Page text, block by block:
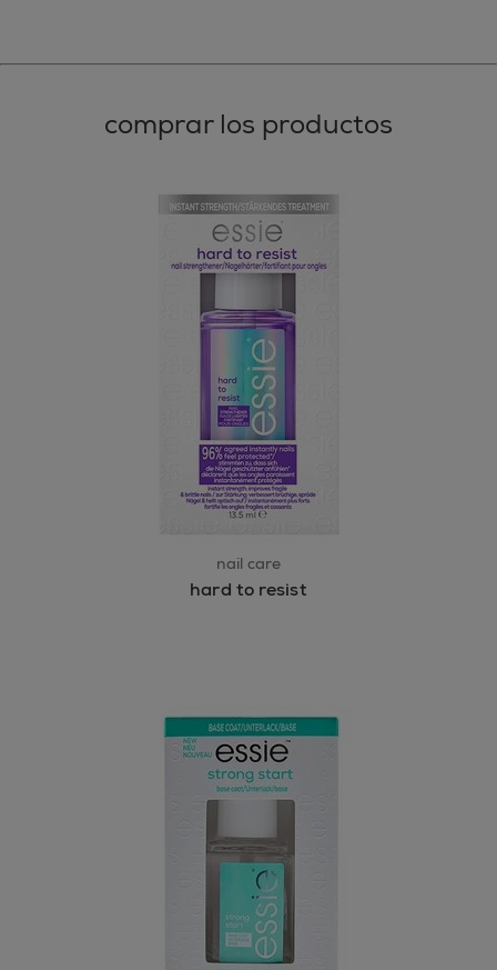
comprar los productos
nail care
hard to resist